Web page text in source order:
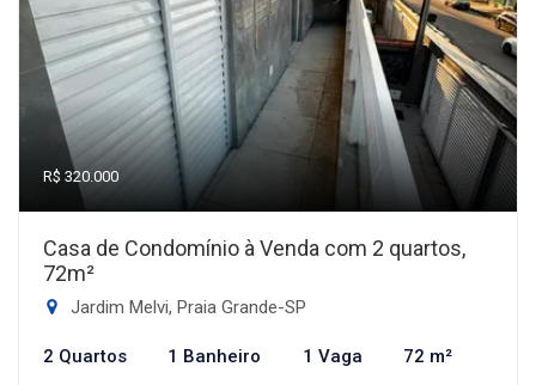
R$ 320.000
Casa de Condomínio à Venda com 2 quartos,
72m²
Jardim Melvi, Praia Grande-SP
2 Quartos 1 Banheiro 1 Vaga 72 m²